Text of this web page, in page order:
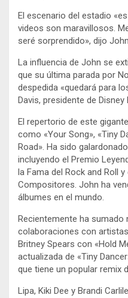
El escenario del estadio
videos son maravillosos.
seré sorprendido», dijo John.
La influencia de John se
que su última parada por
despedida «quedará para
Davis, presidente de Disney
El repertorio de este
como «Your Song», «Tiny
Road». Ha sido
incluyendo el Premio
la Fama del Rock and Roll
Compositores. John ha
álbumes en el mundo.
Recientemente ha
colaboraciones con
Britney Spears con «Hold
actualizada de «Tiny
que tiene un popular remix
Lipa, Kiki Dee y Brandi